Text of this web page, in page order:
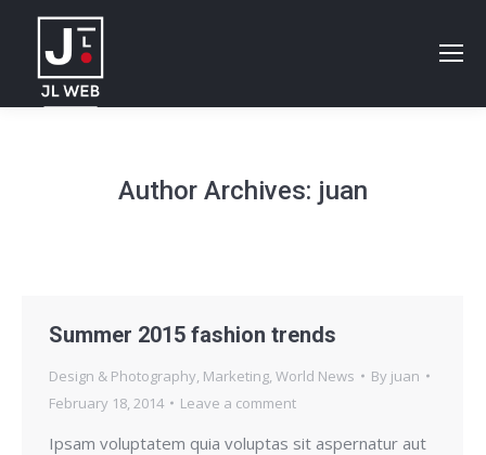
Author Archives: juan
Summer 2015 fashion trends
Design & Photography, Marketing, World News By juan
February 18, 2014
Leave a comment
Ipsam voluptatem quia voluptas sit aspernatur aut